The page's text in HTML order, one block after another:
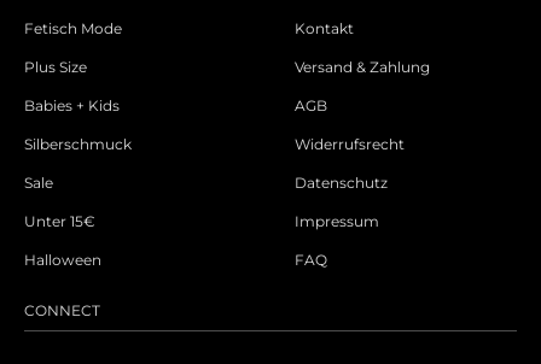
Fetisch Mode
Plus Size
Babies + Kids
Silberschmuck
Sale
Unter 15€
Halloween
Kontakt
Versand & Zahlung
AGB
Widerrufsrecht
Datenschutz
Impressum
FAQ
CONNECT